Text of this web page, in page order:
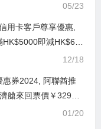
05/23
用卡客戶尊享優惠,
即減HK$60
& COMPASS VISA
12/18
惠券2024, 阿聯酋推
艙來回票價￥3299
01/20